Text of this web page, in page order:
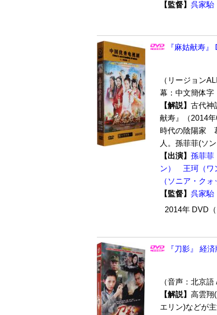
【監督】 呉家駘
『麻姑献寿
（リージョン
幕：中文簡体字
【解説】 古代神
献寿』（2014
時代の陰陽家
人。孫菲菲(ソ
【出演】 孫菲菲
ン）
王珂（ワ
（ソニア・ク
【監督】 呉家駘
2014年 DVD
『刀影』 経
（音声：北京
【解説】 高雲翔
エリン)などが